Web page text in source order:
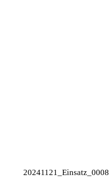
20241121_Einsatz_0008